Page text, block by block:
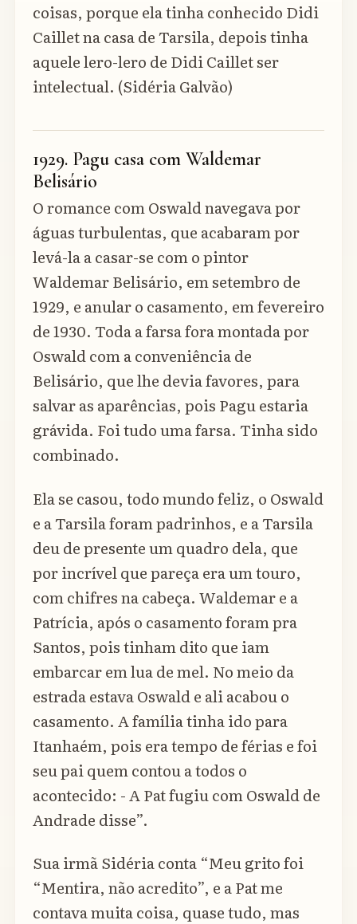
coisas, porque ela tinha conhecido Didi
Caillet na casa de Tarsila, depois tinha
aquele lero-lero de Didi Caillet ser
intelectual. (Sidéria Galvão)
1929. Pagu casa com Waldemar
Belisário
O romance com Oswald navegava por
águas turbulentas, que acabaram por
levá-la a casar-se com o pintor
Waldemar Belisário, em setembro de
1929, e anular o casamento, em fevereiro
de 1930. Toda a farsa fora montada por
Oswald com a conveniência de
Belisário, que lhe devia favores, para
salvar as aparências, pois Pagu estaria
grávida. Foi tudo uma farsa. Tinha sido
combinado.
Ela se casou, todo mundo feliz, o Oswald
e a Tarsila foram padrinhos, e a Tarsila
deu de presente um quadro dela, que
por incrível que pareça era um touro,
com chifres na cabeça. Waldemar e a
Patrícia, após o casamento foram pra
Santos, pois tinham dito que iam
embarcar em lua de mel. No meio da
estrada estava Oswald e ali acabou o
casamento. A família tinha ido para
Itanhaém, pois era tempo de férias e foi
seu pai quem contou a todos o
acontecido: - A Pat fugiu com Oswald de
Andrade disse”.
Sua irmã Sidéria conta “Meu grito foi
“Mentira, não acredito”, e a Pat me
contava muita coisa, quase tudo, mas